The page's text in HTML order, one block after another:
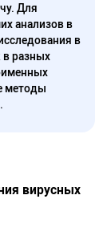
Для
анализов в
в
в разных
методы
вирусных